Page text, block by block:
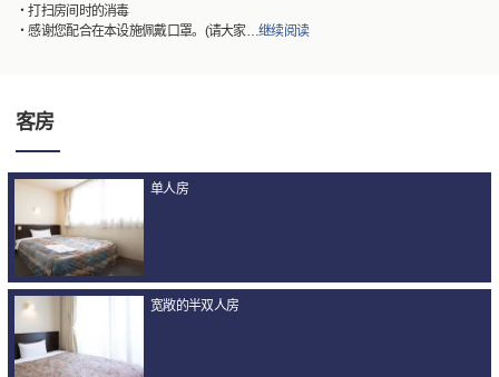
・打扫房间时的消毒
・感谢您配合在本设施佩戴口罩。(请大家…继续阅读
客房
单人房
宽敞的半双人房